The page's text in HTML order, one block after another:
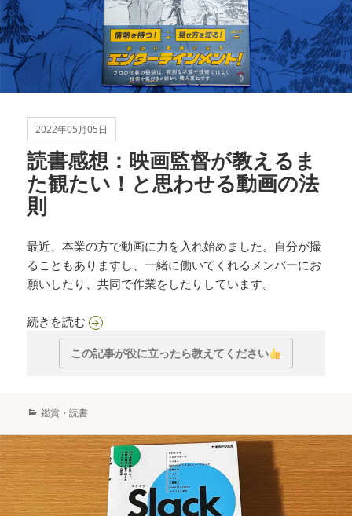
2022年05月05日
読書感想：映画監督が教えるま
た観たい！と思わせる動画の法
則
最近、本業の方で動画に力を入れ始めました。自分が撮
ることもありますし、一緒に働いてくれるメンバーにお
願いしたり、共同で作業をしたりしています。
続きを読む読書感想：映画監督が教えるまた観たい！と思
この記事が役に立ったら教えてください
カ
ゴ
リ
ー
鑑賞・読書